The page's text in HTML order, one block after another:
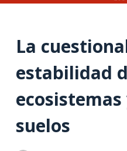
o
e
n
La
estabilidad
ecosistemas
suelos